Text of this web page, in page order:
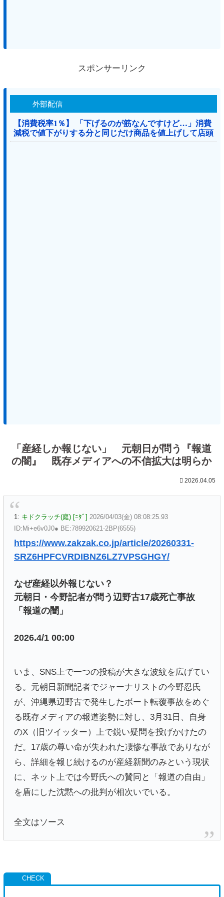
スポンサーリンク
外部配信
【消費税率1％】 「下げるのが筋なんですけど…」消費
減税で値下がりする分と同じだけ商品を値上げして店頭
価格を変えない店も
「産経しか報じない」 元朝日が問う『報道
の闇』 既存メディアへの不信拡大は明らか
2026.04.05
1: キドクラッチ(庭) [ﾆﾀﾞ] 2026/04/03(金) 08:08:25.93
ID:Mi+e6v0J0● BE:789920621-2BP(6555)
https://www.zakzak.co.jp/article/20260331-
SRZ6HPFCVRDIBNZ6LZ7VPSGHGY/
なぜ産経以外報じない？
元朝日・今野記者が問う辺野古17歳死亡事故
「報道の闇」
2026.4/1 00:00
いま、SNS上で一つの投稿が大きな波紋を広げてい
る。元朝日新聞記者でジャーナリストの今野忍氏
が、沖縄県辺野古で発生したボート転覆事故をめぐ
る既存メディアの報道姿勢に対し、3月31日、自身
のX（旧ツイッター）上で鋭い疑問を投げかけたの
だ。17歳の尊い命が失われた凄惨な事故でありなが
ら、詳細を報じ続けるのが産経新聞のみという現状
に、ネット上では今野氏への賛同と「報道の自由」
を盾にした沈黙への批判が相次いでいる。
全文はソース